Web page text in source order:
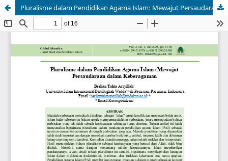
Pluralisme dalam Pendidikan Agama Islam: Mewajut Persaudaraan dalam Keberagaman